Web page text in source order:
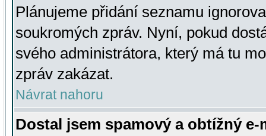
Plánujeme přidání seznamu
soukromých zpráv. Nyní, pokud
svého administrátora, který má tu
zpráv zakázat.
Návrat nahoru
Dostal jsem spamový a obtížný